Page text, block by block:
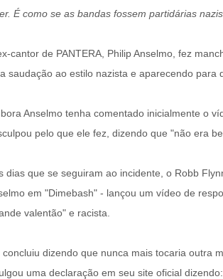
É como se as bandas fossem partidárias
cantor de PANTERA, Philip Anselmo, fez
saudação ao estilo nazista e aparecendo para
Anselmo tenha comentado inicialmente o
pelo que ele fez, dizendo que "não era
dias que se seguiram ao incidente, o Robb
em "Dimebash" - lançou um vídeo de
valentão" e racista.
concluiu dizendo que nunca mais tocaria outra
uma declaração em seu site oficial dizendo: